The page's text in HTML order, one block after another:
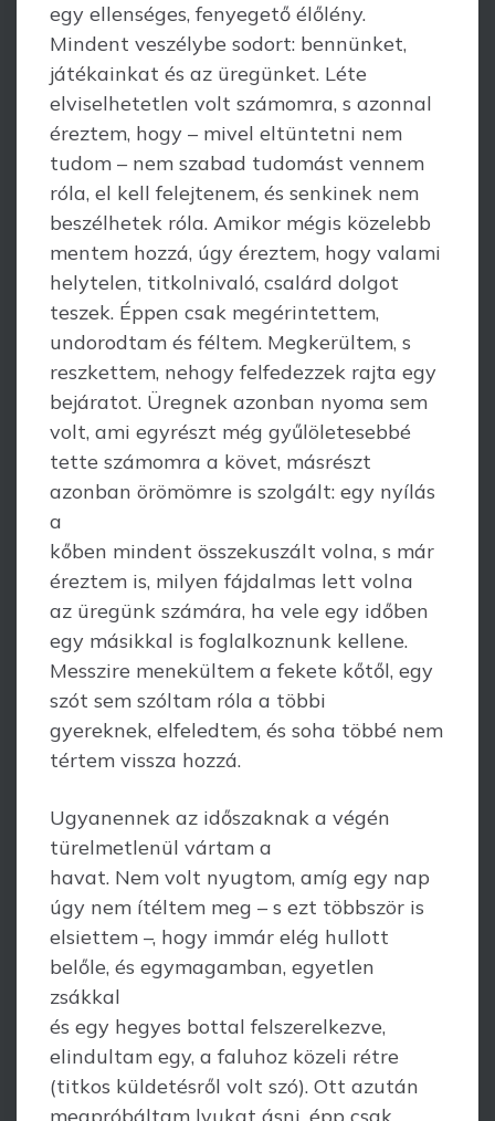
egy ellenséges, fenyegető élőlény.
Mindent veszélybe sodort: bennünket,
játékainkat és az üregünket. Léte
elviselhetetlen volt számomra, s azonnal
éreztem, hogy – mivel eltüntetni nem
tudom – nem szabad tudomást vennem
róla, el kell felejtenem, és senkinek nem
beszélhetek róla. Amikor mégis közelebb
mentem hozzá, úgy éreztem, hogy valami
helytelen, titkolnivaló, csalárd dolgot
teszek. Éppen csak megérintettem,
undorodtam és féltem. Megkerültem, s
reszkettem, nehogy felfedezzek rajta egy
bejáratot. Üregnek azonban nyoma sem
volt, ami egyrészt még gyűlöletesebbé
tette számomra a követ, másrészt
azonban örömömre is szolgált: egy nyílás
a
kőben mindent összekuszált volna, s már
éreztem is, milyen fájdalmas lett volna
az üregünk számára, ha vele egy időben
egy másikkal is foglalkoznunk kellene.
Messzire menekültem a fekete kőtől, egy
szót sem szóltam róla a többi
gyereknek, elfeledtem, és soha többé nem
tértem vissza hozzá.
Ugyanennek az időszaknak a végén
türelmetlenül vártam a
havat. Nem volt nyugtom, amíg egy nap
úgy nem ítéltem meg – s ezt többször is
elsiettem –, hogy immár elég hullott
belőle, és egymagamban, egyetlen
zsákkal
és egy hegyes bottal felszerelkezve,
elindultam egy, a faluhoz közeli rétre
(titkos küldetésről volt szó). Ott azután